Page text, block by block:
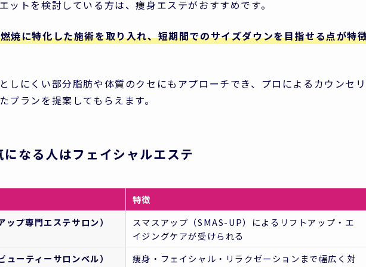
ットを検討している方は、痩身エステがおすすめです。
焼に特化した施術を取り入れ、短期間でのサイズダウンを目指せる点が特
しにくい部分脂肪や体質のクセにもアプローチでき、プロによるカウンセリ
プランを提案してもらえます。
なる人はフェイシャルエステ
特徴
ップ専門エステサロン）
スマスアップ（SMAS-UP）によるリフトアップ・エ
イジングケアが受けられる
ビューティーサロンベル）
痩身・フェイシャル・リラクゼーションまで幅広く対